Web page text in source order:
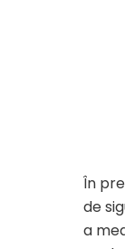
În
de
a